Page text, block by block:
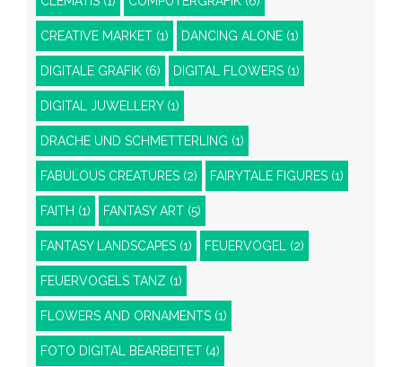
CREATIVE MARKET (1) DANCING ALONE (1)
DIGITALE GRAFIK (6) DIGITAL FLOWERS (1)
DIGITAL JUWELLERY(1)
DRACHE UND SCHMETTERLING (1)
FABULOUS CREATURES (2) FAIRYTALE FIGURES (1)
FAITH (1) FANTASY ART (5)
FANTASY LANDSCAPES (1) FEUERVOGEL (2)
FEUERVOGELS TANZ (1)
FLOWERS AND ORNAMENTS (1)
FOTO DIGITAL BEARBEITET (4)